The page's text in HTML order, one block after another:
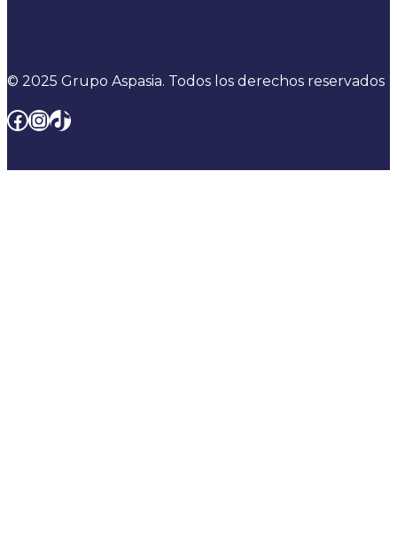
© 2025 Grupo Aspasia. Todos los derechos reservados
Facebook
Instagram
TikTok